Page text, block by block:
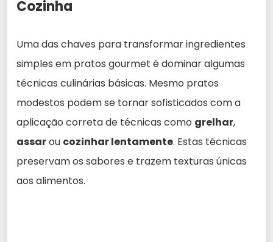
Cozinha
Uma das chaves para transformar ingredientes
simples em pratos gourmet é dominar algumas
técnicas culinárias básicas. Mesmo pratos
modestos podem se tornar sofisticados com a
aplicação correta de técnicas como grelhar,
assarou cozinhar lentamente. Estas técnicas
preservam os sabores e trazem texturas únicas
aos alimentos.